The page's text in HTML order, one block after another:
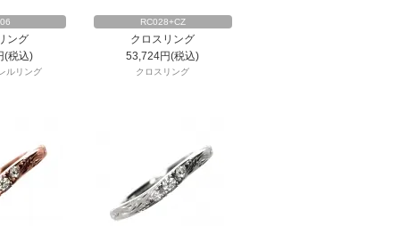
ング
(税込)
ルリング
RC028+CZ
クロスリング
53,724円(税込)
クロスリング